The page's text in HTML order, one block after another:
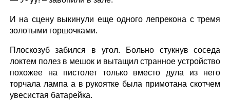
И на сцену выкинули еще одного лепрекона с тремя
золотыми горшочками.
Плоскозуб забился в угол. Больно стукнув соседа
локтем полез в мешок и вытащил странное устройство
похожее на пистолет только вместо дула из него
торчала лампа а в рукоятке была примотана скотчем
увесистая батарейка.